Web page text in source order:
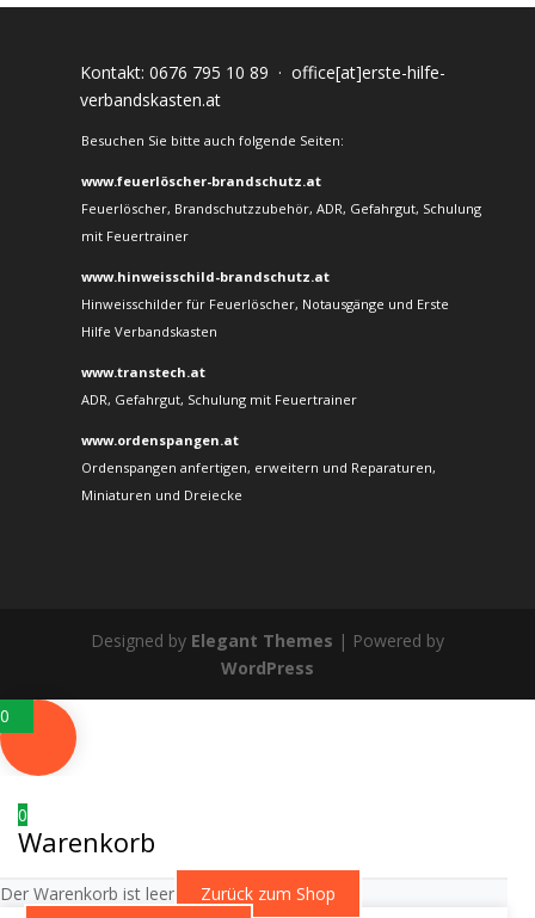
Kontakt: 0676 795 10 89 · office[at]erste-hilfe-
verbandskasten.at
Besuchen Sie bitte auch folgende Seiten:
www.feuerlöscher-brandschutz.at
Feuerlöscher, Brandschutzzubehör, ADR, Gefahrgut, Schulung
mit Feuertrainer
www.hinweisschild-brandschutz.at
Hinweisschilder für Feuerlöscher, Notausgänge und Erste
Hilfe Verbandskasten
www.transtech.at
ADR, Gefahrgut, Schulung mit Feuertrainer
www.ordenspangen.at
Ordenspangen anfertigen, erweitern und Reparaturen,
Miniaturen und Dreiecke
Designed by Elegant Themes | Powered by
WordPress
0
0
Warenkorb
Der Warenkorb ist leer Zurück zum Shop